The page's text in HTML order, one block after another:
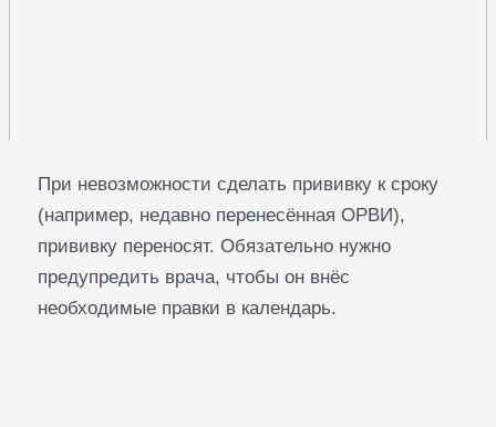
При невозможности сделать прививку к сроку
(например, недавно перенесённая ОРВИ),
прививку переносят. Обязательно нужно
предупредить врача, чтобы он внёс
необходимые правки в календарь.